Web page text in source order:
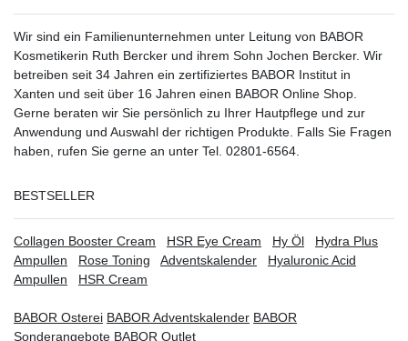
Wir sind ein Familienunternehmen unter Leitung von BABOR
Kosmetikerin Ruth Bercker und ihrem Sohn Jochen Bercker. Wir
betreiben seit 34 Jahren ein zertifiziertes BABOR Institut in
Xanten und seit über 16 Jahren einen BABOR Online Shop.
Gerne beraten wir Sie persönlich zu Ihrer Hautpflege und zur
Anwendung und Auswahl der richtigen Produkte. Falls Sie Fragen
haben, rufen Sie gerne an unter Tel. 02801-6564.
BESTSELLER
Collagen Booster Cream HSR Eye Cream Hy Öl
Hydra Plus
Ampullen
Rose Toning Adventskalender
Hyaluronic Acid
Ampullen
HSR Cream
BABOR Osterei BABOR Adventskalender BABOR
Sonderangebote BABOR Outlet